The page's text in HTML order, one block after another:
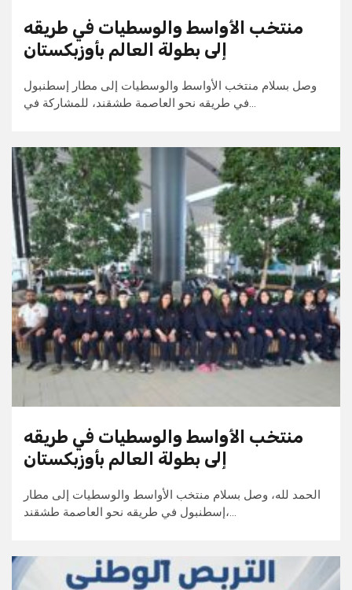
منتخب الأواسط والوسطيات في طريقه
إلى بطولة العالم بأوزبكستان
وصل بسلام منتخب الأواسط والوسطيات إلى مطار إسطنبول
في طريقه نحو العاصمة طشقند، للمشاركة في…
منتخب الأواسط والوسطيات في طريقه
إلى بطولة العالم بأوزبكستان
الحمد لله، وصل بسلام منتخب الأواسط والوسطيات إلى مطار
إسطنبول في طريقه نحو العاصمة طشقند،…